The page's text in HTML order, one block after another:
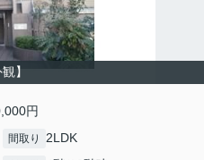
観】
円
間取り 2LDK